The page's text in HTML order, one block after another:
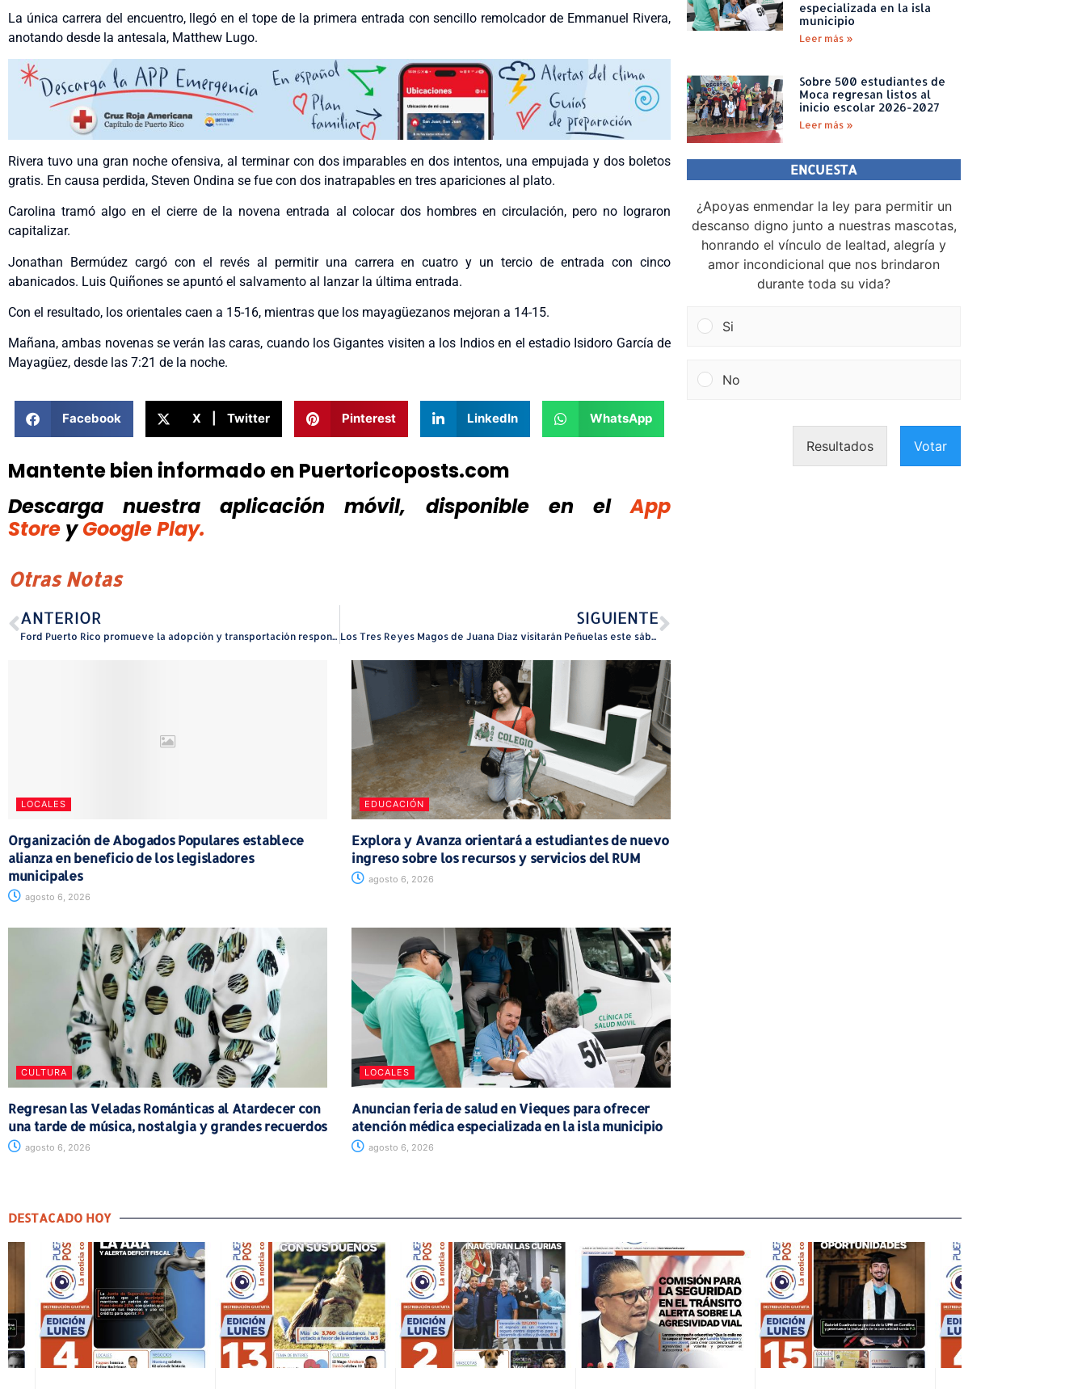
La única carrera del encuentro, llegó en el tope de la primera entrada con sencillo remolcador de Emmanuel Rivera,
anotando desde la antesala, Matthew Lugo.
Rivera tuvo una gran noche ofensiva, al terminar con dos imparables en dos intentos, una empujada y dos boletos
gratis. En causa perdida, Steven Ondina se fue con dos inatrapables en tres apariciones al plato.
Carolina tramó algo en el cierre de la novena entrada al colocar dos hombres en circulación, pero no lograron
capitalizar.
Jonathan Bermúdez cargó con el revés al permitir una carrera en cuatro y un tercio de entrada con cinco
abanicados. Luis Quiñones se apuntó el salvamento al lanzar la última entrada.
Con el resultado, los orientales caen a 15-16, mientras que los mayagüezanos mejoran a 14-15.
Mañana, ambas novenas se verán las caras, cuando los Gigantes visiten a los Indios en el estadio Isidoro García de
Mayagüez, desde las 7:21 de la noche.
Facebook X | Twitter Pinterest LinkedIn WhatsApp
Mantente bien informado en Puertoricoposts.com
Descarga nuestra aplicación móvil, disponible
en el
App
Store y Google Play.
Otras Notas
ANTERIOR
Ford Puerto Rico promueve la adopción y transportación responsable de mascotas con su esfuerzo Ford Paws en alianza con Luna Vet Help y Molly & Co.
SIGUIENTE
Los Tres Reyes Magos de Juana Díaz visitarán Peñuelas este sábado, 20 de diciembre
LOCALES
Organización de Abogados Populares establece
alianza en beneficio de los legisladores
municipales
agosto 6, 2026
EDUCACIÓN
Explora y Avanza orientará a estudiantes de nuevo
ingreso sobre los recursos y servicios del RUM
agosto 6, 2026
CULTURA
Regresan las Veladas Románticas al Atardecer con
una tarde de música, nostalgia y grandes recuerdos
agosto 6, 2026
LOCALES
Anuncian feria de salud en Vieques para ofrecer
atención médica especializada en la isla municipio
agosto 6, 2026
especializada en la isla
municipio
Leer más »
Sobre 500 estudiantes de
Moca regresan listos al
inicio escolar 2026-2027
Leer más »
ENCUESTA
¿Apoyas enmendar la ley para permitir un
descanso digno junto a nuestras mascotas,
honrando el vínculo de lealtad, alegría y
amor incondicional que nos brindaron
durante toda su vida?
Si
No
Resultados Votar
DESTACADO HOY